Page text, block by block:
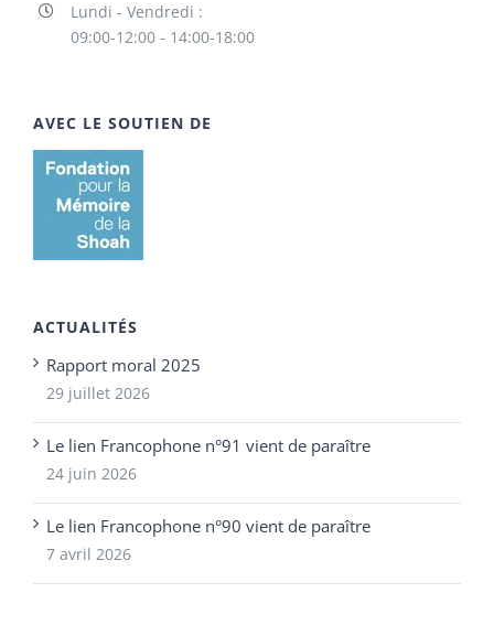
Lundi - Vendredi :
09:00-12:00 - 14:00-18:00
AVEC LE SOUTIEN DE
ACTUALITÉS
Rapport moral 2025
29 juillet 2026
Le lien Francophone n°91 vient de paraître
24 juin 2026
Le lien Francophone n°90 vient de paraître
7 avril 2026